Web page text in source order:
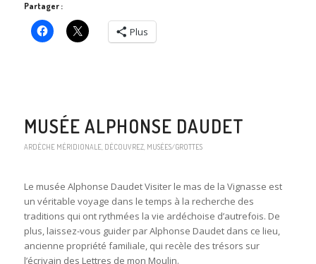
Partager :
Plus
MUSÉE ALPHONSE DAUDET
ARDÈCHE MÉRIDIONALE, DÉCOUVREZ, MUSÉES/GROTTES
Le musée Alphonse Daudet Visiter le mas de la Vignasse est
un véritable voyage dans le temps à la recherche des
traditions qui ont rythmées la vie ardéchoise d’autrefois. De
plus, laissez-vous guider par Alphonse Daudet dans ce lieu,
ancienne propriété familiale, qui recèle des trésors sur
l’écrivain des Lettres de mon Moulin.